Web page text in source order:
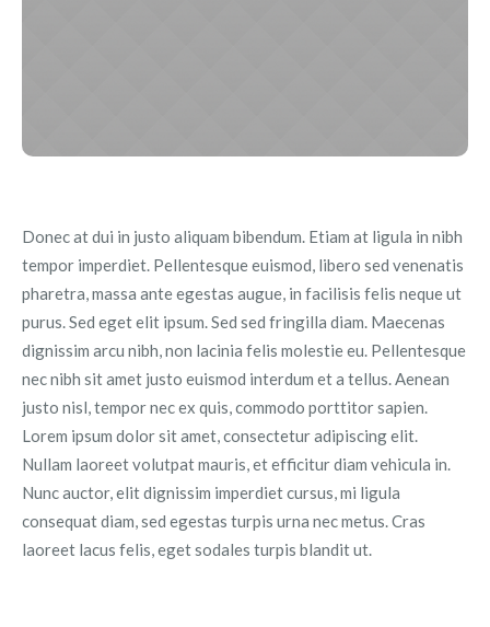
Donec at dui in justo aliquam bibendum. Etiam at ligula in nibh
tempor imperdiet. Pellentesque euismod, libero sed venenatis
pharetra, massa ante egestas augue, in facilisis felis neque ut
purus. Sed eget elit ipsum. Sed sed fringilla diam. Maecenas
dignissim arcu nibh, non lacinia felis molestie eu. Pellentesque
nec nibh sit amet justo euismod interdum et a tellus. Aenean
justo nisl, tempor nec ex quis, commodo porttitor sapien.
Lorem ipsum dolor sit amet, consectetur adipiscing elit.
Nullam laoreet volutpat mauris, et efficitur diam vehicula in.
Nunc auctor, elit dignissim imperdiet cursus, mi ligula
consequat diam, sed egestas turpis urna nec metus. Cras
laoreet lacus felis, eget sodales turpis blandit ut.